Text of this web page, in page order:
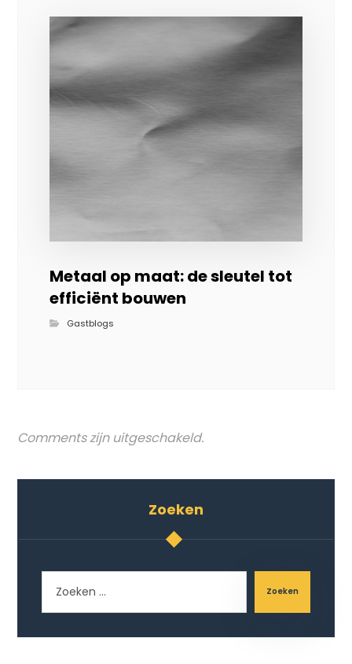
Metaal op maat: de sleutel tot
efficiënt bouwen
Gastblogs
Comments zijn uitgeschakeld.
Zoeken
Zoeken